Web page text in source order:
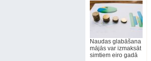
Naudas glabāšana
mājās var izmaksāt
simtiem eiro gadā